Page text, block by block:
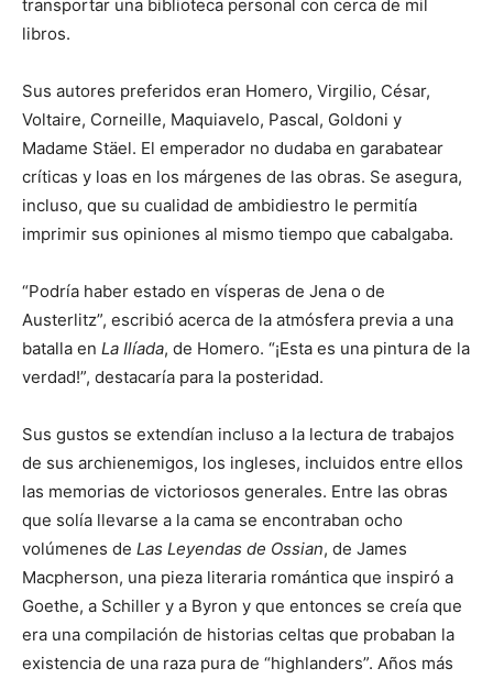
transportar una biblioteca personal con cerca de mil
libros.
Sus autores preferidos eran Homero, Virgilio, César,
Voltaire, Corneille, Maquiavelo, Pascal, Goldoni y
Madame Stäel. El emperador no dudaba en garabatear
críticas y loas en los márgenes de las obras. Se asegura,
incluso, que su cualidad de ambidiestro le permitía
imprimir sus opiniones al mismo tiempo que cabalgaba.
“Podría haber estado en vísperas de Jena o de
Austerlitz”, escribió acerca de la atmósfera previa a una
batalla en La Ilíada, de Homero. “¡Esta es una pintura de la
verdad!”, destacaría para la posteridad.
Sus gustos se extendían incluso a la lectura de trabajos
de sus archienemigos, los ingleses, incluidos entre ellos
las memorias de victoriosos generales. Entre las obras
que solía llevarse a la cama se encontraban ocho
volúmenes de Las Leyendas de Ossian, de James
Macpherson, una pieza literaria romántica que inspiró a
Goethe, a Schiller y a Byron y que entonces se creía que
era una compilación de historias celtas que probaban la
existencia de una raza pura de “highlanders”. Años más